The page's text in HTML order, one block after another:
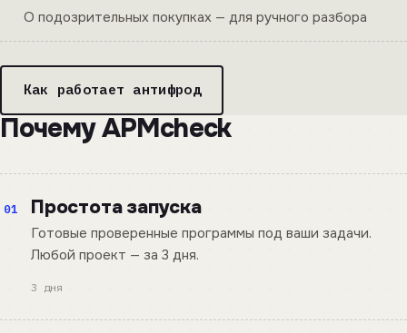
О подозрительных покупках — для ручного разбора
Как работает антифрод
Почему APMcheck
01 Простота запуска
Готовые проверенные программы под ваши задачи.
Любой проект — за 3 дня.
3 дня